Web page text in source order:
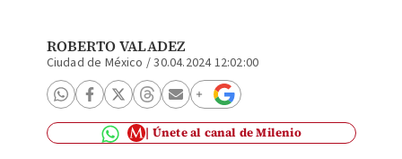
ROBERTO VALADEZ
Ciudad de México /30.04.2024 12:02:00
Únete al canal de Milenio